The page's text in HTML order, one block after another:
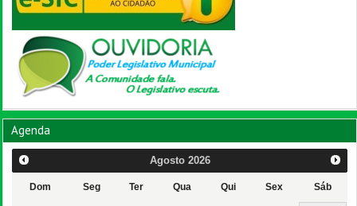
Agenda
Agosto 2026
Dom Seg Ter Qua Qui Sex Sáb